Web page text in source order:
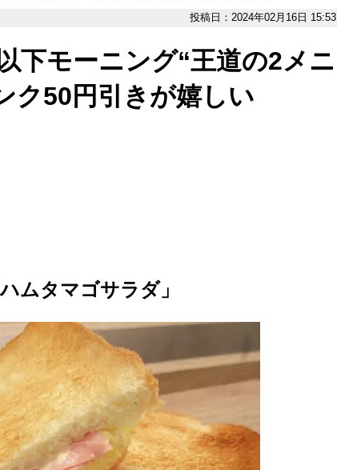
投稿日：2024年02月16日 15:53
下モーニング“王道の2メニ
ク50円引きが嬉しい
ムタマゴサラダ」